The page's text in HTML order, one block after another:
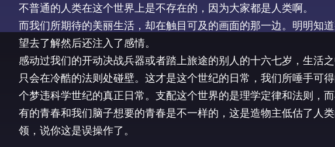
不普通的人类在这个世界上是不存在的，因为大家都是人类啊。
而我们所期待的美丽生活，却在触目可及的画面的那一边。明明知
望去了解然后还注入了感情。
感动过我们的开动决战兵器或者踏上旅途的别人的十六七岁，生活
只会在冷酷的法则处碰壁。这才是这个世纪的日常，我们所唾手可
个梦违科学世纪的真正日常。支配这个世界的是理学定律和法则，
有的青春和我们脑子想要的青春是不一样的，这是造物主低估了人
领，说你这是误操作了。